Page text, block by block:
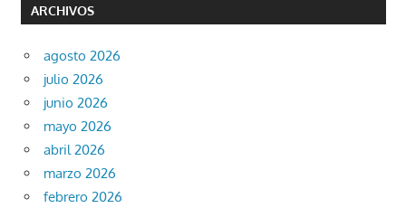
ARCHIVOS
agosto 2026
julio 2026
junio 2026
mayo 2026
abril 2026
marzo 2026
febrero 2026